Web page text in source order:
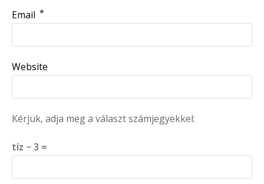
Email *
Website
Kérjük, adja meg a választ számjegyekkel:
tíz − 3 =